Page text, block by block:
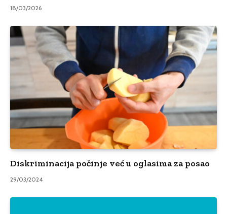
18/03/2026
Diskriminacija počinje već u oglasima za posao
29/03/2024